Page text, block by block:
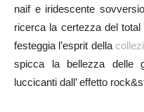
naif e iridescente
ricerca la certezza del
festeggia l’esprit della
spicca la bellezza delle
luccicanti dall’ effetto